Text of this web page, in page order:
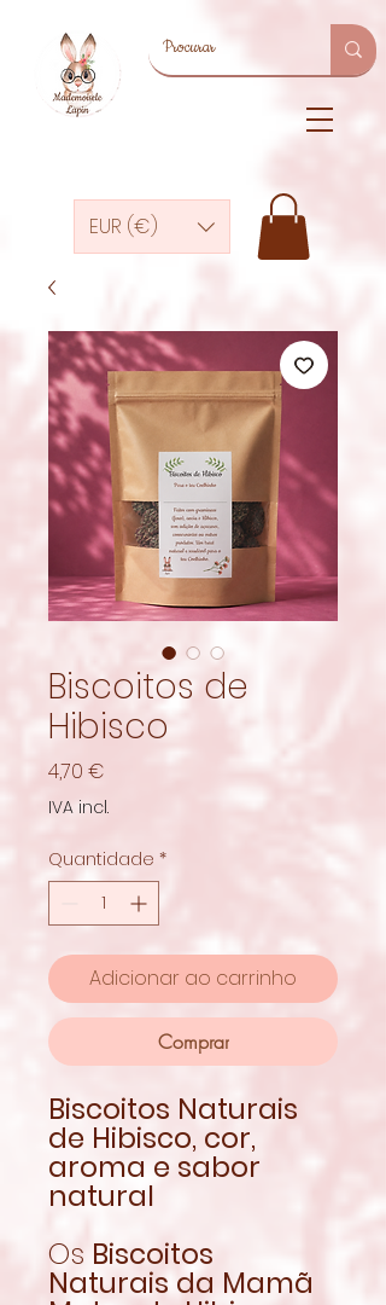
EUR (€)
Biscoitos de
Hibisco
4,70 €
IVA incl.
Quantidade *
Adicionar ao carrinho
Comprar
Biscoitos Naturais
de Hibisco, cor,
aroma e sabor
natural
Os Biscoitos
Naturais da Mamã